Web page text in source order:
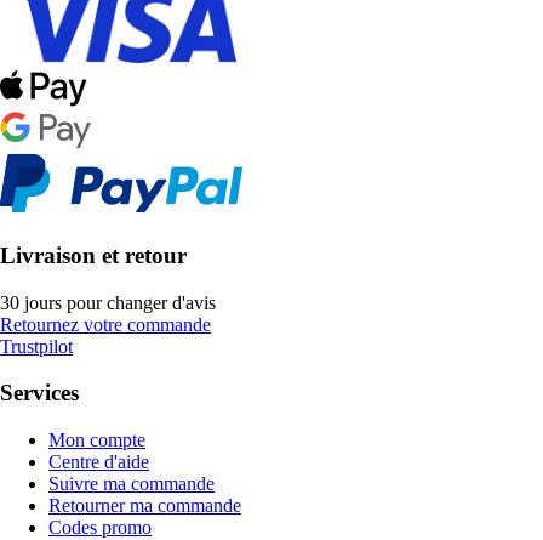
Livraison et retour
30 jours pour changer d'avis
Retournez votre commande
Trustpilot
Services
Mon compte
Centre d'aide
Suivre ma commande
Retourner ma commande
Codes promo